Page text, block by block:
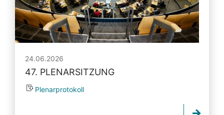
24.06.2026
47. PLENARSITZUNG
Plenarprotokoll